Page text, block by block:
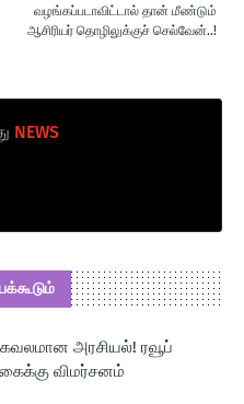
வழங்கப்படாவிட்டால் தான் மீண்டும்
ஆசிரியர் தொழிலுக்குச் செல்வேன்..!
NEWS
அரசியல்! ரவூப்
விமர்சனம்